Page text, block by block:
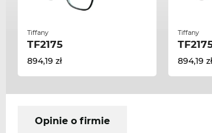
Tiffany
TF2175
894,19 zł
Tiffany
894,19 zł
Opinie o firmie